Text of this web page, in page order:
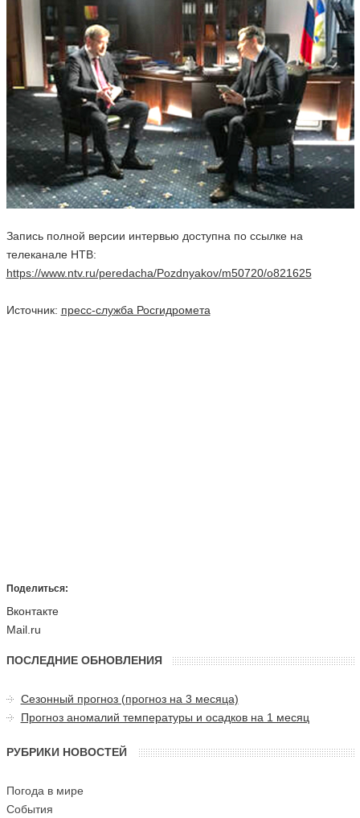
Запись полной версии интервью доступна по ссылке на
телеканале НТВ:
https://www.ntv.ru/peredacha/Pozdnyakov/m50720/o821625
Источник: пресс-служба Росгидромета
Поделиться:
Вконтакте
Mail.ru
ПОСЛЕДНИЕ ОБНОВЛЕНИЯ
Сезонный прогноз (прогноз на 3 месяца)
Прогноз аномалий температуры и осадков на 1 месяц
РУБРИКИ НОВОСТЕЙ
Погода в мире
События